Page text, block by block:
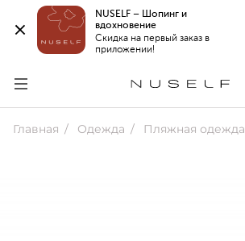
NUSELF – Шопинг и
вдохновение
Скидка на первый заказ в
приложении!
Главная Одежда Пляжная одежда